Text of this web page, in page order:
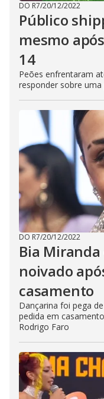
DO R7/20/12/2022
Público
mesmo
14
Peões enfrentaram
responder sobre uma
DO R7/20/12/2022
Bia
noivado
casamento
Dançarina foi pega
pedida em
Rodrigo Faro